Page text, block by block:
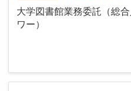
大学図書館業務委託（総
ワー）